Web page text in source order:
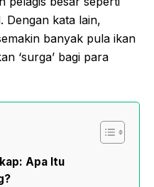
Dengan kata lain,
banyak pula ikan
‘surga’ bagi para
Apa Itu